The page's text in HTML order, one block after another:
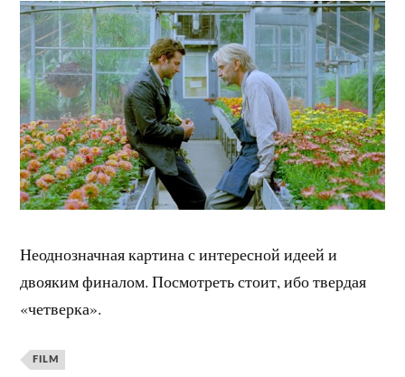
Неоднозначная картина с интересной идеей и
двояким финалом. Посмотреть стоит, ибо твердая
«четверка».
FILM